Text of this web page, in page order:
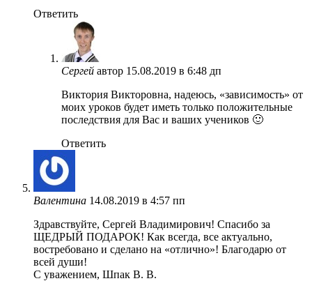
Ответить
Сергей автор 15.08.2019 в 6:48 дп
Виктория Викторовна, надеюсь, «зависимость» от
моих уроков будет иметь только положительные
последствия для Вас и ваших учеников 🙂
Ответить
Валентина 14.08.2019 в 4:57 пп
Здравствуйте, Сергей Владимирович! Спасибо за
ЩЕДРЫЙ ПОДАРОК! Как всегда, все актуально,
востребовано и сделано на «отлично»! Благодарю от
всей души!
С уважением, Шпак В. В.